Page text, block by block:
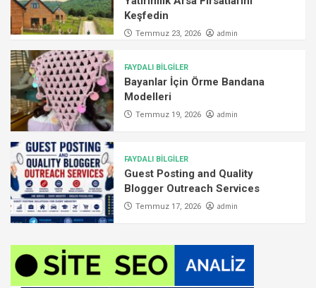
Keşfedin
Temmuz 23, 2026 admin
FAYDALI BİLGİLER
Bayanlar İçin Örme Bandana
Modelleri
Temmuz 19, 2026 admin
FAYDALI BİLGİLER
Guest Posting and Quality
Blogger Outreach Services
Temmuz 17, 2026 admin